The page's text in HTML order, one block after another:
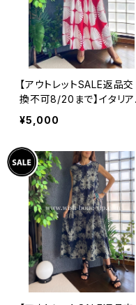
【アウトレットSALE返品交
換不可8/20まで】イタリア
製インポート セットアップド
レス｜ロングスカート＆カッ
y/ホワイト＆レッド(S)(M)
(L)(XL)
¥5,000